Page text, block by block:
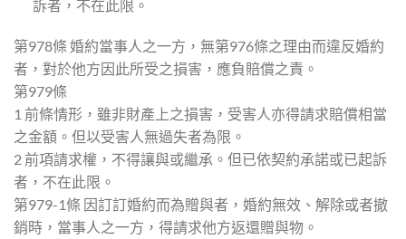
訴者，不在此限。
第978條 婚約當事人之一方，無第976條之理由而違反婚約
者，對於他方因此所受之損害，應負賠償之責。
第979條
1 前條情形，雖非財產上之損害，受害人亦得請求賠償相當
之金額。但以受害人無過失者為限。
2 前項請求權，不得讓與或繼承。但已依契約承諾或已起訴
者，不在此限。
第979-1條 因訂訂婚約而為贈與者，婚約無效、解除或者撤
銷時，當事人之一方，得請求他方返還贈與物。